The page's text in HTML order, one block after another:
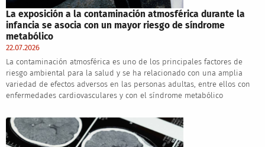
La exposición a la contaminación atmosférica durante la
infancia se asocia con un mayor riesgo de síndrome
metabólico
22.07.2026
La contaminación atmosférica es uno de los principales factores de
riesgo ambiental para la salud y se ha relacionado con una amplia
variedad de efectos adversos en las personas adultas, entre ellos con
enfermedades cardiovasculares y con el síndrome metabólico